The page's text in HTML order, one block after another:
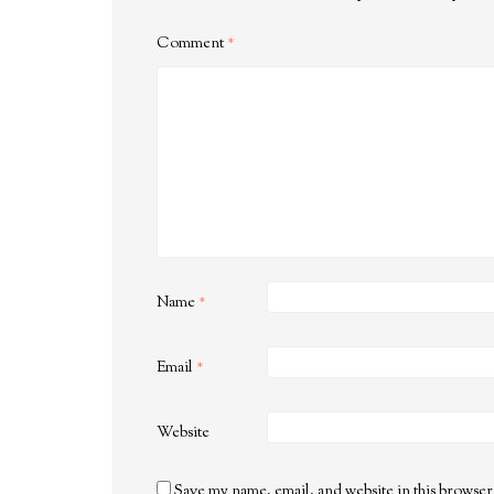
Comment*
Name *
Email *
Website